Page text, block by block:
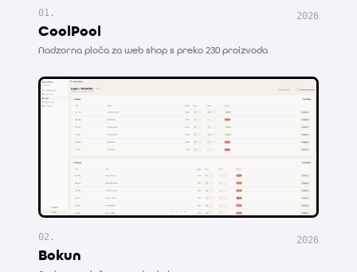
01 .
CoolPool
Nadzorna ploča za web shop s preko 230 proizvoda
2026
—
02 .
Bokun
2026